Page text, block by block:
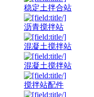
稳定土拌合站
沥青搅拌站
混凝土搅拌站
混凝土搅拌站
搅拌站配件